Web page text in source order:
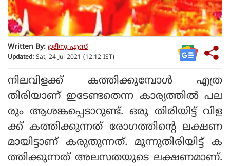
Written By: ശ്രീനു എസ്
Updated: Sat, 24 Jul 2021 (12:12 IST)
നിലവിളക്ക് കത്തിക്കുമ്പോള്‍ എത്ര
തിരിയാണ് ഇടേണ്ടതെന്ന കാര്യത്തില്‍ പല
രും ആശങ്കപ്പെടാറുണ്ട്. ഒരു തിരിയിട്ട് വിള
ക്ക് കത്തിക്കുന്നത് രോഗത്തിന്റെ ലക്ഷണ
മായിട്ടാണ് കരുതുന്നത്. മൂന്നുതിരിയിട്ട് ക
ത്തിക്കുന്നത് അലസതയുടെ ലക്ഷണമാണ്.